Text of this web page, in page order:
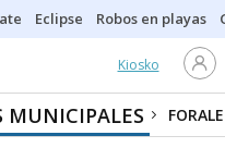
Eclipse Robos en playas
Kiosko
MUNICIPALES